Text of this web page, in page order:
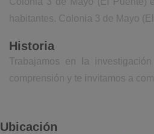
habitantes. Colonia 3 de Mayo
Historia
Trabajamos en la
comprensión y te invitamos a
Ubicación